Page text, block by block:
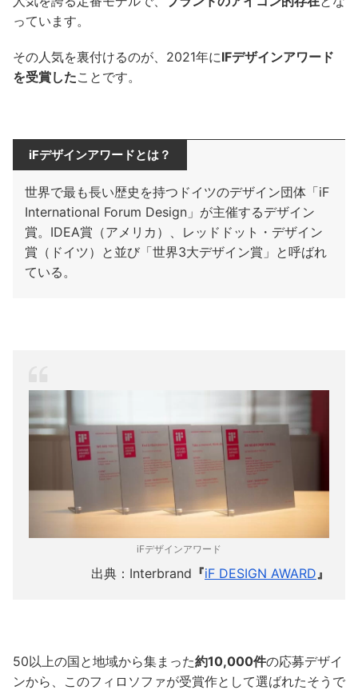
っています。
その人気を裏付けるのが、2021年にIFデザインアワード
を受賞したことです。
iFデザインアワードとは？
世界で最も長い歴史を持つドイツのデザイン団体「iF
International Forum Design」が主催するデザイン
賞。IDEA賞（アメリカ）、レッドドット・デザイン
賞（ドイツ）と並び「世界3大デザイン賞」と呼ばれ
ている。
iFデザインアワード
出典：Interbrand 『iF DESIGN AWARD 』
50以上の国と地域から集まった約10,000件の応募デザイ
ンから、このフィロソファが受賞作として選ばれたそうで